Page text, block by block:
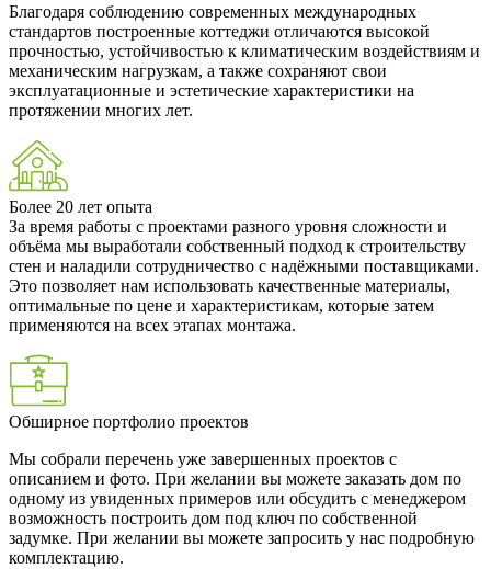
Благодаря соблюдению современных международных
стандартов построенные коттеджи отличаются высокой
прочностью, устойчивостью к климатическим воздействиям и
механическим нагрузкам, а также сохраняют свои
эксплуатационные и эстетические характеристики на
протяжении многих лет.
Более 20 лет опыта
За время работы с проектами разного уровня сложности и
объёма мы выработали собственный подход к строительству
стен и наладили сотрудничество с надёжными поставщиками.
Это позволяет нам использовать качественные материалы,
оптимальные по цене и характеристикам, которые затем
применяются на всех этапах монтажа.
Обширное портфолио проектов
Мы собрали перечень уже завершенных проектов с
описанием и фото. При желании вы можете заказать дом по
одному из увиденных примеров или обсудить с менеджером
возможность построить дом под ключ по собственной
задумке. При желании вы можете запросить у нас подробную
комплектацию.